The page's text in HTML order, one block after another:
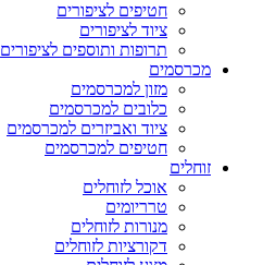
חטיפים לציפורים
ציוד לציפורים
תרופות ותוספים לציפורים
מכרסמים
מזון למכרסמים
כלובים למכרסמים
ציוד ואביזרים למכרסמים
חטיפים למכרסמים
זוחלים
אוכל לזוחלים
טרריומים
מנורות לזוחלים
דקורציות לזוחלים